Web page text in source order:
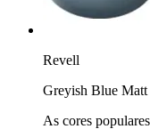
Revell
Greyish Blue Matt
As cores